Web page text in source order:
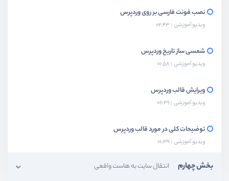
نصب فونت فارسی بر روی وردپرس
ویدیو آموزشی 02:43
شمسی ساز تاریخ وردپرس
ویدیو آموزشی 01:58
ویرایش قالب وردپرس
ویدیو آموزشی 06:49
توضیحات کلی در مورد قالب وردپرس
ویدیو آموزشی 01:39
بخش چهارم انتقال سایت به هاست واقعی